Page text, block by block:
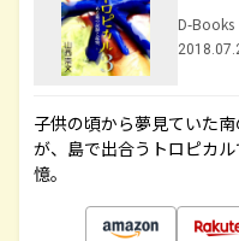
D-Books
子供の頃から夢見ていた
が、島で出合うトロピカ
憶。